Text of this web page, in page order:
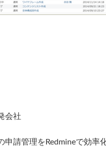
会社
申請管理をRedmineで効率